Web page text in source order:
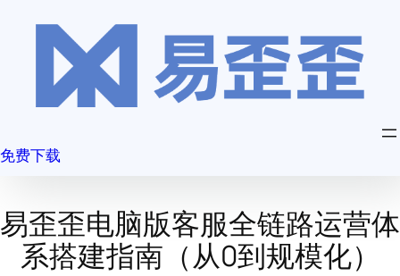
免费下载
易歪歪电脑版客服全链路运营体
系搭建指南（从0到规模化）